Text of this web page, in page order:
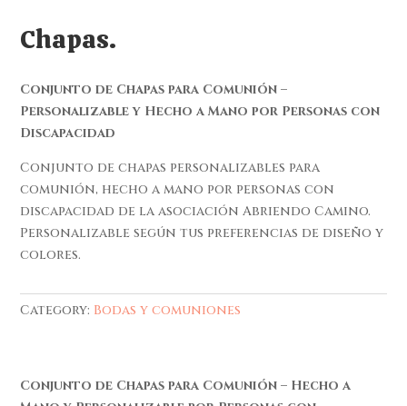
Chapas.
Conjunto de Chapas para Comunión –
Personalizable y Hecho a Mano por Personas con
Discapacidad
Conjunto de chapas personalizables para
comunión, hecho a mano por personas con
discapacidad de la asociación Abriendo Camino.
Personalizable según tus preferencias de diseño y
colores.
Category: Bodas y comuniones
Conjunto de Chapas para Comunión – Hecho a